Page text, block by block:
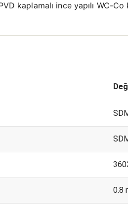
kaplamalı ince yapılı WC-
0.8